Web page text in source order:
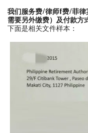
我们服务费/律师f费/菲律
需要另外缴费）及付款方
下面是相关文件样本：